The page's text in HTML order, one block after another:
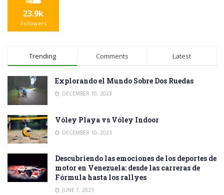
23.9k
Followers
Trending Comments Latest
Explorando el Mundo Sobre Dos Ruedas
DECEMBER 10, 2023
Vóley Playa vs Vóley Indoor
DECEMBER 10, 2023
Descubriendo las emociones de los deportes de
motor en Venezuela: desde las carreras de
Fórmula hasta los rallyes
JUNE 7, 2023